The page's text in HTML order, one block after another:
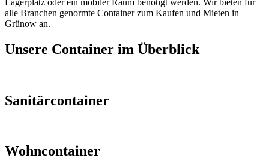
alle Branchen genormte Container zum Kaufen und Mieten in
Grünow an.
Unsere Container im Überblick
Sanitärcontainer
Wohncontainer